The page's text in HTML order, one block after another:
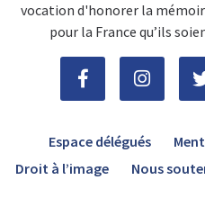
vocation d'honorer la
pour la France qu’ils
Espace délégués
Droit à l’image
Nous